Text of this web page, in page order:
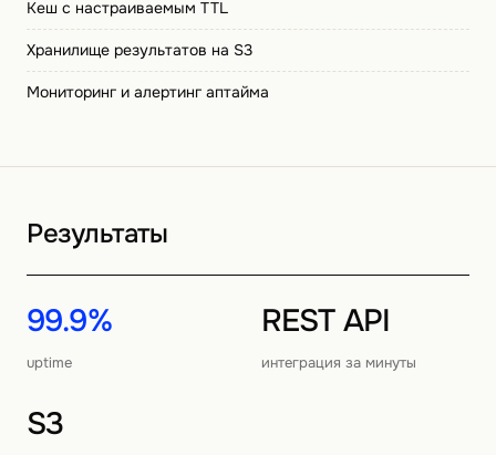
Кеш с настраиваемым TTL
Хранилище результатов на S3
Мониторинг и алертинг аптайма
Результаты
99.9%
uptime
REST API
интеграция за минуты
S3